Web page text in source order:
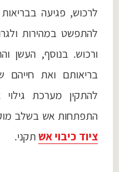
לרכוש, פגיעה
להתפשט במהירות
ורכוש. בנוסף, העשן
בריאותם ואת חייהם
להתקין מערכת
התפתחות אש בשלב
ציוד כיבוי אש תקני.